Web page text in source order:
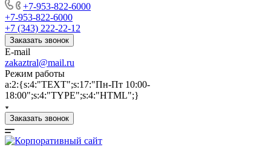
+7-953-822-6000
+7-953-822-6000
+7 (343) 222-22-12
Заказать звонок
E-mail
zakaztral@mail.ru
Режим работы
a:2:{s:4:"TEXT";s:17:"Пн-Пт 10:00-
18:00";s:4:"TYPE";s:4:"HTML";}
Заказать звонок